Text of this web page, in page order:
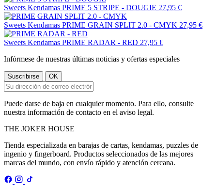
Sweets Kendamas PRIME 5 STRIPE - DOUGIE 27,95 €
Sweets Kendamas PRIME GRAIN SPLIT 2.0 - CMYK 27,95 €
Sweets Kendamas PRIME RADAR - RED 27,95 €
Infórmese de nuestras últimas noticias y ofertas especiales
Puede darse de baja en cualquier momento. Para ello, consulte
nuestra información de contacto en el aviso legal.
THE JOKER HOUSE
Tienda especializada en barajas de cartas, kendamas, puzzles de
ingenio y fingerboard. Productos seleccionados de las mejores
marcas del mundo, con envío rápido y atención cercana.